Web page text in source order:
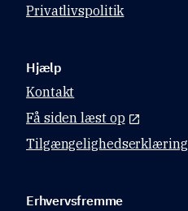
Privatlivspolitik
Hjælp
Kontakt
Få siden læst op
Tilgængelighedserklæring
Erhvervsfremme